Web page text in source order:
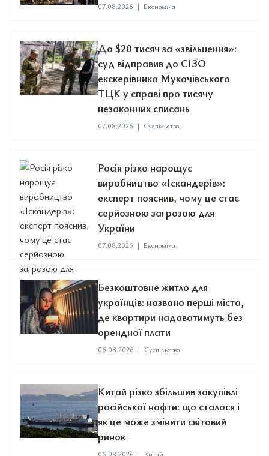
07.08.2026 | Економіка
До $20 тисяч за «звільнення»:
суд відправив до СІЗО
екскерівника Мукачівського
ТЦК у справі про тисячу
незаконних списань
07.08.2026 | Суспільство
Росія різко нарощує
виробництво «Іскандерів»:
експерт пояснив, чому це стає
серйозною загрозою для
України
07.08.2026 | Економіка
Безкоштовне житло для
українців: названо перші міста,
де квартири надаватимуть без
орендної плати
06.08.2026 | Суспільство
Китай різко збільшив закупівлі
російської нафти: що сталося і
як це може змінити світовий
ринок
06.08.2026 | Китай